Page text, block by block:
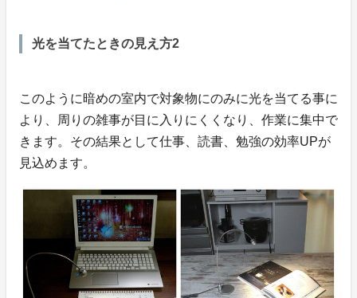
光を当てたときの見え方2
このように暗めの室内で対象物にのみに光を当てる事に
より、周りの雑事が目に入りにくくなり、作業に集中で
きます。その結果として仕事、読書、勉強の効率UPが
見込めます。